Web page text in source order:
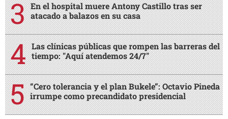
En el hospital muere Antony Castillo tras ser
atacado a balazos en su casa
Las clínicas públicas que rompen las barreras del
tiempo: "Aquí atendemos 24/7"
“Cero tolerancia y el plan Bukele”: Octavio Pineda
irrumpe como precandidato presidencial